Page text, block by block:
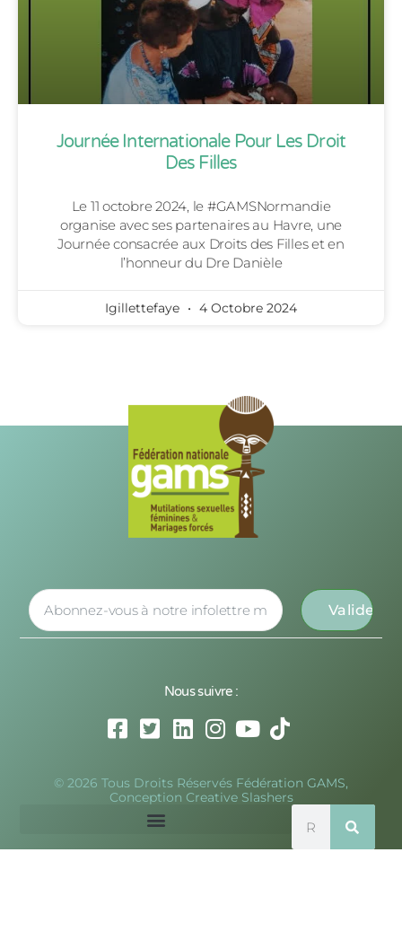
Journée Internationale Pour Les Droit
Des Filles
Le 11 octobre 2024, le #GAMSNormandie
organise avec ses partenaires au Havre, une
Journée consacrée aux Droits des Filles et en
l’honneur du Dre Danièle
Igillettefaye 4 Octobre 2024
Nous suivre :
© 2026 Tous Droits Réservés Fédération GAMS,
Conception Creative Slashers